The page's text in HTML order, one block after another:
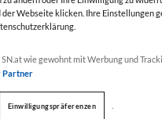
der Webseite klicken. Ihre Einstellungen
SN.at wie gewohnt mit Werbung und
Partner
Einwilligungspräferenzen